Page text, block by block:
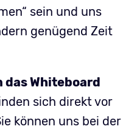
sein und uns
genügend Zeit
das Whiteboard
sich direkt vor
können uns bei der